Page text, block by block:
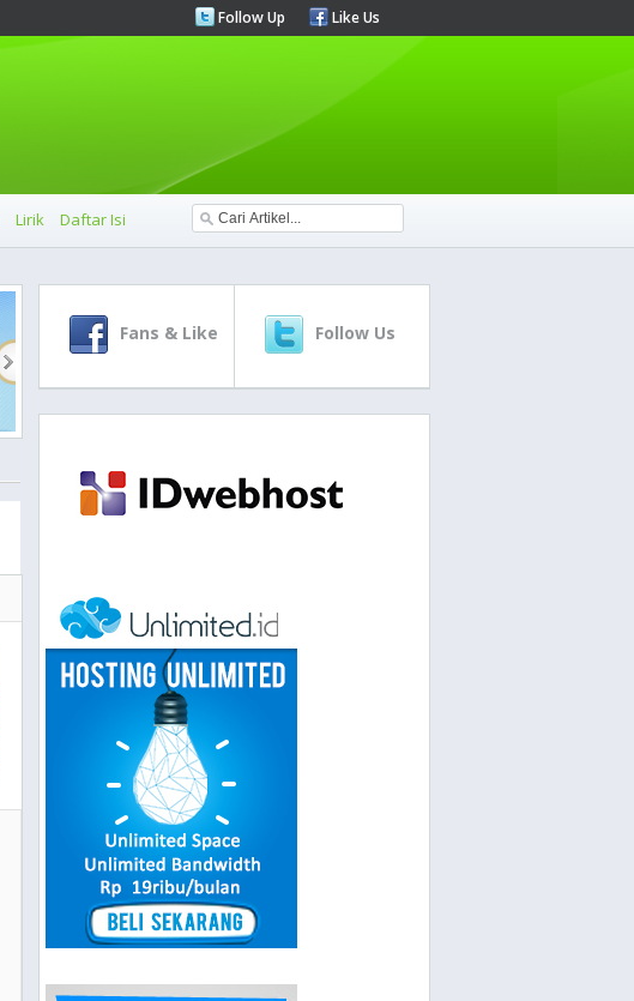
Follow Up Like Us
Lirik Daftar Isi
Fans & Like Follow Us